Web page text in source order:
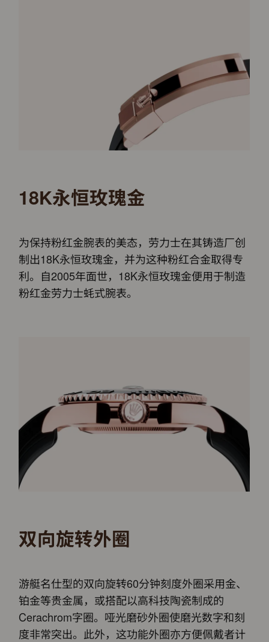
18K永恒玫瑰金
为保持粉红金腕表的美态，劳力士在其铸造厂创
制出18K永恒玫瑰金，并为这种粉红合金取得专
利。自2005年面世，18K永恒玫瑰金便用于制造
粉红金劳力士蚝式腕表。
双向旋转外圈
游艇名仕型的双向旋转60分钟刻度外圈采用金、
铂金等贵金属，或搭配以高科技陶瓷制成的
Cerachrom字圈。哑光磨砂外圈使磨光数字和刻
度非常突出。此外，这功能外圈亦方便佩戴者计